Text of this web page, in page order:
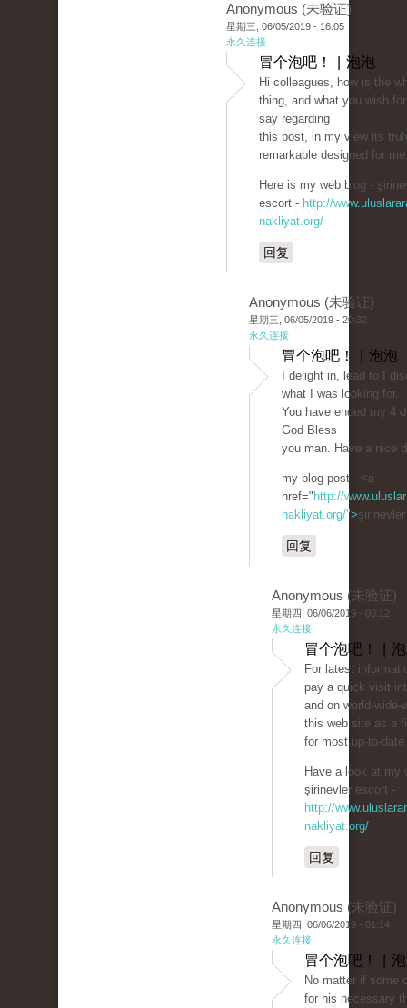
Anonymous (未验证)
星期三, 06/05/2019 - 16:05
永久连接
冒个泡吧！ | 泡泡
Hi colleagues, how is the
thing, and what you wish
say regarding
this post, in my view its
remarkable designed for
Here is my web blog -
escort - http://
nakliyat.org/
回复
Anonymous (未验证)
星期三, 06/05/2019 - 20:32
永久连接
冒个泡吧！ | 泡泡
I delight in, lead to I
what I was looking for.
You have ended my 4
God Bless
you man. Have a nice
my blog post - <a
href=" http://
nakliyat.org/">
回复
Anonymous (未验证)
星期四, 06/06/2019 - 00:12
永久连接
冒个泡吧！ |
For latest
pay a quick visit
and on world-wide-
this web site as a
for most up-to-
Have a look at my
şirinevler escort -
http://
nakliyat.org/
回复
Anonymous (未验证)
星期四, 06/06/2019 - 01:14
永久连接
冒个泡吧！ |
No matter if some
for his necessary